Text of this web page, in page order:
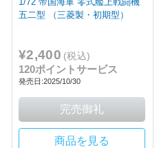
五二型 （三菱製・初期型）
¥2,400 (税込)
120ポイントサービス
発売日:2025/10/30
商品を見る